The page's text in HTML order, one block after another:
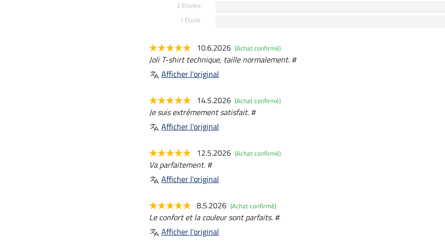
2 Etoiles
1 Etoile
10.6.2026 (Achat confirmé)
Joli T-shirt technique, taille normalement. #
Afficher l'original
14.5.2026 (Achat confirmé)
Je suis extrêmement satisfait. #
Afficher l'original
12.5.2026 (Achat confirmé)
Va parfaitement. #
Afficher l'original
8.5.2026 (Achat confirmé)
Le confort et la couleur sont parfaits. #
Afficher l'original